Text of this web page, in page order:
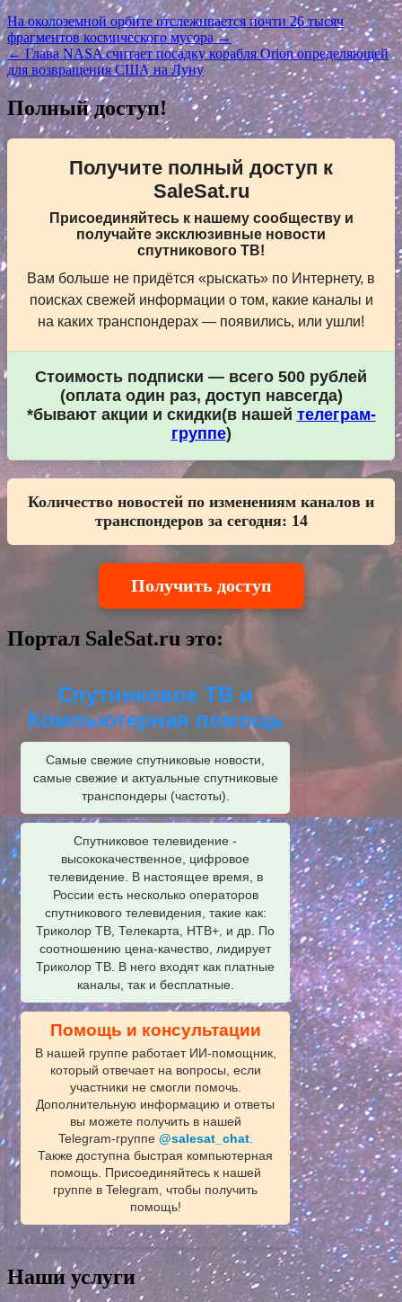
Навигация
по
записям
На околоземной орбите отслеживается почти 26 тысяч
фрагментов космического мусора →
← Глава NASA считает посадку корабля Orion определяющей
для возвращения США на Луну
Полный доступ!
Получите полный доступ к
SaleSat.ru
Присоединяйтесь к нашему сообществу и
получайте эксклюзивные новости
спутникового ТВ!
Вам больше не придётся «рыскать» по Интернету, в
поисках свежей информации о том, какие каналы и
на каких транспондерах — появились, или ушли!
Стоимость подписки — всего 500 рублей
(оплата один раз, доступ навсегда)
*бывают акции и скидки(в нашей телеграм-
группе)
Количество новостей по изменениям каналов и
транспондеров за сегодня: 14
Получить доступ
Портал SaleSat.ru это:
Спутниковое ТВ и
Компьютерная помощь
Самые свежие спутниковые новости,
самые свежие и актуальные спутниковые
транспондеры (частоты).
Спутниковое телевидение -
высококачественное, цифровое
телевидение. В настоящее время, в
России есть несколько операторов
спутникового телевидения, такие как:
Триколор ТВ, Телекарта, НТВ+, и др. По
соотношению цена-качество, лидирует
Триколор ТВ. В него входят как платные
каналы, так и бесплатные.
Помощь и консультации
В нашей группе работает ИИ‑помощник,
который отвечает на вопросы, если
участники не смогли помочь.
Дополнительную информацию и ответы
вы можете получить в нашей
Telegram‑группе @salesat_chat.
Также доступна быстрая компьютерная
помощь. Присоединяйтесь к нашей
группе в Telegram, чтобы получить
помощь!
Наши услуги